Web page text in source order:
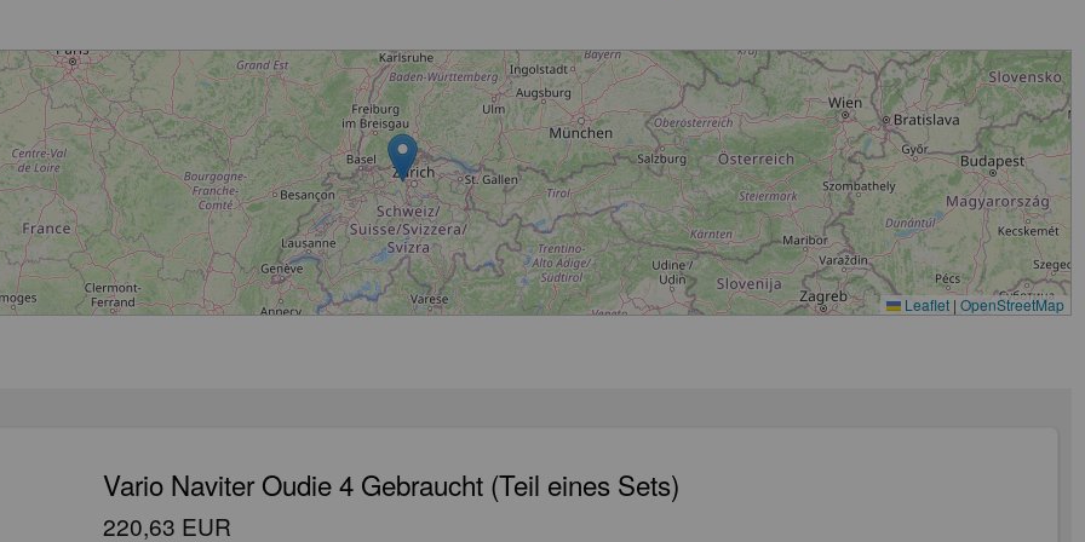
Wird geladen...
Leaflet | OpenStreetMap
Vario Naviter Oudie 4 Gebraucht (Teil eines Sets)
220,63 EUR